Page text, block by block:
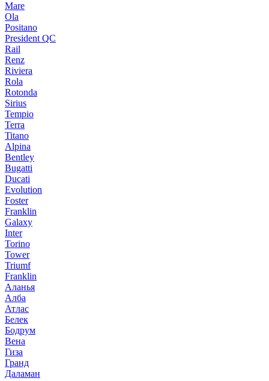
Mare
Ola
Positano
President QC
Rail
Renz
Riviera
Rola
Rotonda
Sirius
Tempio
Terra
Titano
Alpina
Bentley
Bugatti
Ducati
Evolution
Foster
Franklin
Galaxy
Inter
Torino
Tower
Triumf
Franklin
Аланья
Алба
Атлас
Белек
Бодрум
Вена
Гиза
Гранд
Даламан